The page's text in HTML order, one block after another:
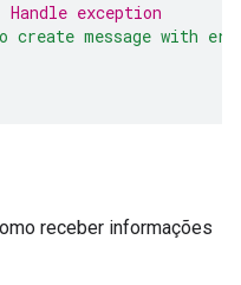
exception
create message with
receber informações